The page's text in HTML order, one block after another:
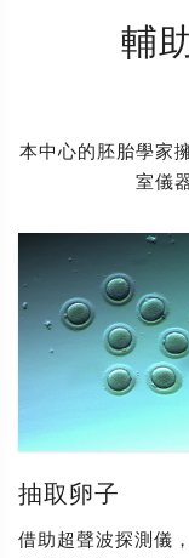
輔
本中心的胚胎學家
室儀
抽取卵子
借助超聲波探測儀